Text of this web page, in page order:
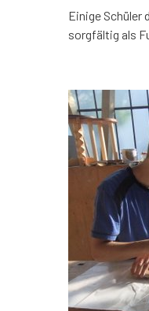
Einige Schüler
sorgfältig als